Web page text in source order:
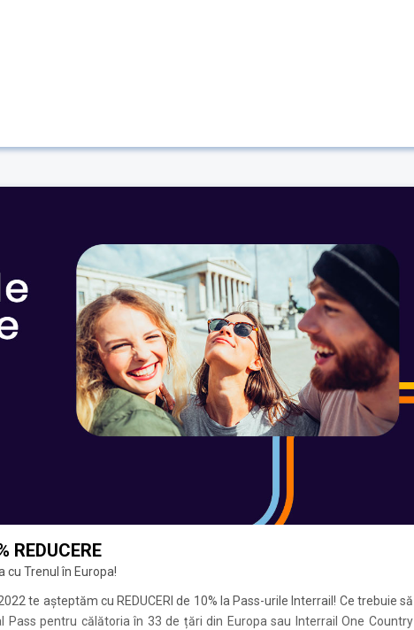
REDUCERE
cu Trenul în Europa!
te așteptăm cu REDUCERI de 10% la Pass-urile Interrail! Ce trebuie să
pentru călătoria în 33 de țări din Europa sau Interrail One Country